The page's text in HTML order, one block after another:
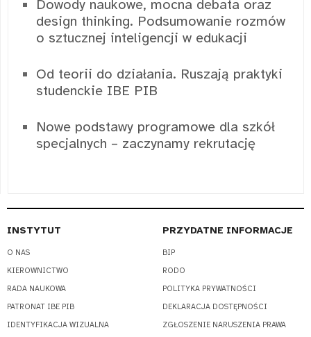
Dowody naukowe, mocna debata oraz
design thinking. Podsumowanie rozmów
o sztucznej inteligencji w edukacji
Od teorii do działania. Ruszają praktyki
studenckie IBE PIB
Nowe podstawy programowe dla szkół
specjalnych – zaczynamy rekrutację
INSTYTUT
O NAS
KIEROWNICTWO
RADA NAUKOWA
PATRONAT IBE PIB
IDENTYFIKACJA WIZUALNA
PRZYDATNE INFORMACJE
BIP
RODO
POLITYKA PRYWATNOŚCI
DEKLARACJA DOSTĘPNOŚCI
ZGŁOSZENIE NARUSZENIA PRAWA